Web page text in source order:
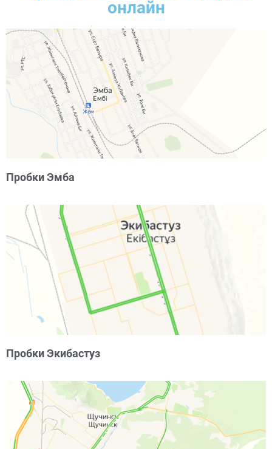
онлайн
Пробки Эмба
Пробки Экибастуз